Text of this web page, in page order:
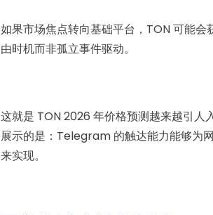
如果市场焦点转向基础平台，TON 可能
由时机而非孤立事件驱动。
这就是 TON 2026 年价格预测越来越引人
展示的是：Telegram 的触达能力能够为
来实现。